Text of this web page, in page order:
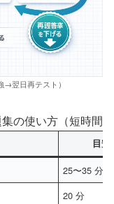
翌日再テスト）
の使い方（短時間
目安
25〜35 分
20 分